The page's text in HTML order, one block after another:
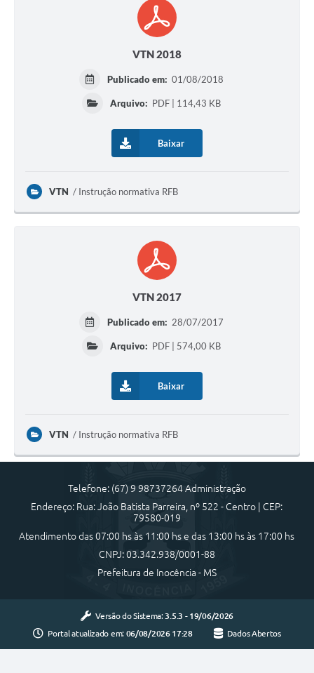
VTN 2018
Publicado em: 01/08/2018
Arquivo: PDF | 114,43 KB
Baixar
VTN Instrução normativa RFB
VTN 2017
Publicado em: 28/07/2017
Arquivo: PDF | 574,00 KB
Baixar
VTN Instrução normativa RFB
Telefone: (67) 9 98737264 Administração
Endereço: Rua: João Batista Parreira, nº 522 - Centro | CEP:
79580-019
Atendimento das 07:00 hs às 11:00 hs e das 13:00 hs às 17:00 hs
CNPJ: 03.342.938/0001-88
Prefeitura de Inocência - MS
Versão do Sistema: 3.5.3 - 19/06/2026
Portal atualizado em: 06/08/2026 17:28 Dados Abertos